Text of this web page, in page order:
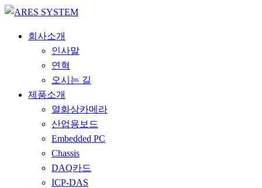
회사소개
인사말
연혁
오시는 길
제품소개
열화상카메라
산업용보드
Embedded PC
Chassis
DAQ카드
ICP-DAS